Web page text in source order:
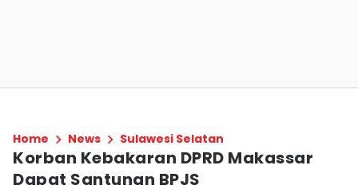
Home News Sulawesi Selatan
Korban Kebakaran DPRD Makassar
Dapat Santunan BPJS